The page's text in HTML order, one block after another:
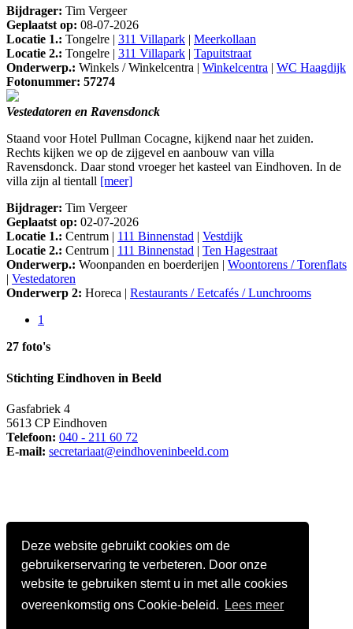
Deze website gebruikt cookies om de
gebruikerservaring te verbeteren. Door onze
website te gebruiken stemt u in met alle cookies
overeenkomstig ons Cookie-beleid.
Lees meer
Bijdrager: Tim Vergeer
Geplaatst op: 08-07-2026
Locatie 1.: Tongelre | 311 Villapark | Meerkollaan
Locatie 2.: Tongelre | 311 Villapark | Tapuitstraat
Onderwerp.: Winkels / Winkelcentra | Winkelcentra | WC Haagdijk
Fotonummer: 57274
Vestedatoren en Ravensdonck
Staand voor Hotel Pullman Cocagne, kijkend naar het zuiden.
Rechts kijken we op de zijgevel en aanbouw van villa
Ravensdonck. Daar stond vroeger het kasteel van Eindhoven. In de
villa zijn al tientall [meer]
Bijdrager: Tim Vergeer
Geplaatst op: 02-07-2026
Locatie 1.: Centrum | 111 Binnenstad | Vestdijk
Locatie 2.: Centrum | 111 Binnenstad | Ten Hagestraat
Onderwerp.: Woonpanden en boerderijen | Woontorens / Torenflats
| Vestedatoren
Onderwerp 2: Horeca | Restaurants / Eetcafés / Lunchrooms
1
27 foto's
Stichting Eindhoven in Beeld
Gasfabriek 4
5613 CP Eindhoven
Telefoon: 040 - 211 60 72
E-mail: secretariaat@eindhoveninbeeld.com